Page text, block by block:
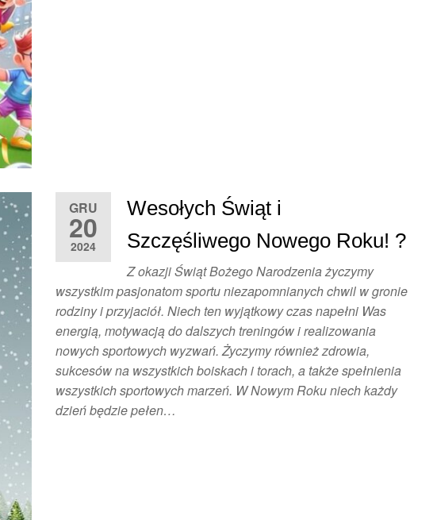
GRU
20
2024
Wesołych Świąt i
Szczęśliwego Nowego Roku! ?
Z okazji Świąt Bożego Narodzenia życzymy
wszystkim pasjonatom sportu niezapomnianych chwil w gronie
rodziny i przyjaciół. Niech ten wyjątkowy czas napełni Was
energią, motywacją do dalszych treningów i realizowania
nowych sportowych wyzwań. Życzymy również zdrowia,
sukcesów na wszystkich boiskach i torach, a także spełnienia
wszystkich sportowych marzeń. W Nowym Roku niech każdy
dzień będzie pełen…